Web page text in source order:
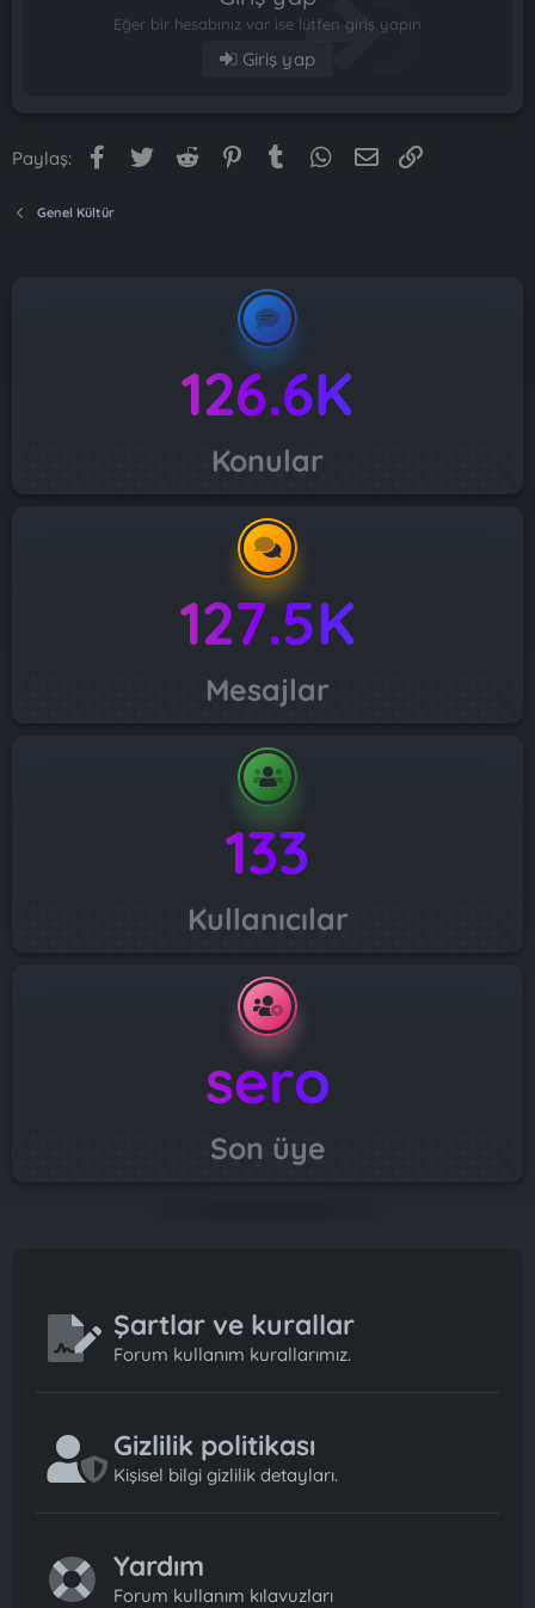
Eğer bir hesabınız var ise lütfen giriş yapın
Giriş yap
Paylaş: Facebook
Twitter Reddit PinterestTumblr WhatsApp
E-posta
Genel Kültür
126.6K
Konular
127.5K
Mesajlar
133
Kullanıcılar
sero
Son üye
Şartlar ve kurallar
Forum kullanım kurallarımız.
Gizlilik politikası
Kişisel bilgi gizlilik detayları.
Yardım
Forum kullanım kılavuzları